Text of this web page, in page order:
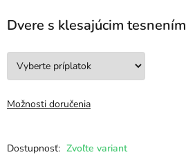
Zvoľte variant
Dvere s klesajúcim tesnením
Možnosti doručenia